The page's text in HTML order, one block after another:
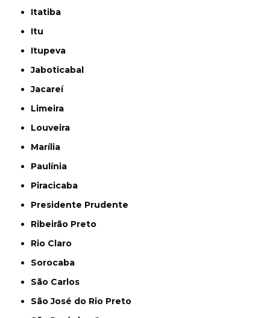
Itatiba
Itu
Itupeva
Jaboticabal
Jacareí
Limeira
Louveira
Marília
Paulínia
Piracicaba
Presidente Prudente
Ribeirão Preto
Rio Claro
Sorocaba
São Carlos
São José do Rio Preto